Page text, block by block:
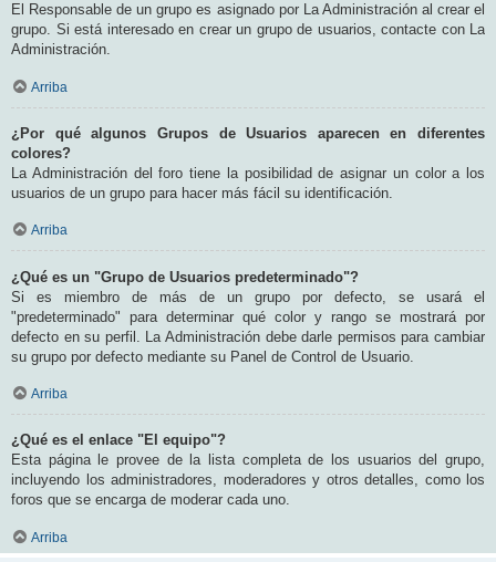
El Responsable de un grupo es asignado por La Administración al crear el
grupo. Si está interesado en crear un grupo de usuarios, contacte con La
Administración.
Arriba
¿Por qué algunos Grupos de Usuarios aparecen en diferentes
colores?
La Administración del foro tiene la posibilidad de asignar un color a los
usuarios de un grupo para hacer más fácil su identificación.
Arriba
¿Qué es un "Grupo de Usuarios predeterminado"?
Si es miembro de más de un grupo por defecto, se usará el
"predeterminado" para determinar qué color y rango se mostrará por
defecto en su perfil. La Administración debe darle permisos para cambiar
su grupo por defecto mediante su Panel de Control de Usuario.
Arriba
¿Qué es el enlace "El equipo"?
Esta página le provee de la lista completa de los usuarios del grupo,
incluyendo los administradores, moderadores y otros detalles, como los
foros que se encarga de moderar cada uno.
Arriba